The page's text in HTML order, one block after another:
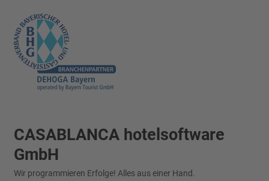
CASABLANCA hotelsoftware
GmbH
Wir programmieren Erfolge! Alles aus einer Hand.